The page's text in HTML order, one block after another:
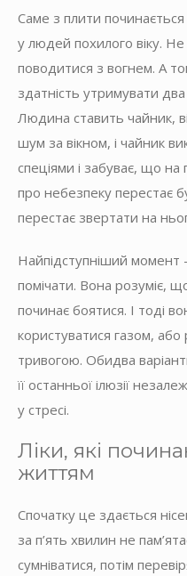
Саме з плити починається
у людей похилого віку.
поводитися з вогнем. А
здатність утримувати
Людина ставить чайник,
шум за вікном, і чайник
спеціями і забуває, що на
про небезпеку перестає
перестає звертати на
Найпідступніший
помічати. Вона розуміє,
починає боятися. І тоді
користуватися газом,
тривогою. Обидва
її останньої ілюзії
у стресі.
Ліки, які
життям
Спочатку це здається
за п’ять хвилин не
сумніватися, потім